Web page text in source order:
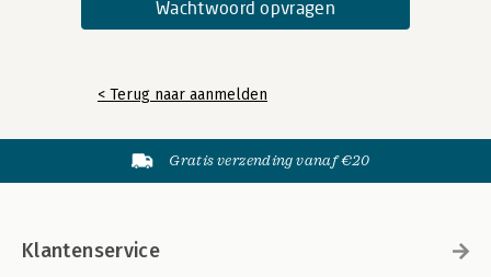
< Terug naar aanmelden
Gratis verzending vanaf €20
Klantenservice